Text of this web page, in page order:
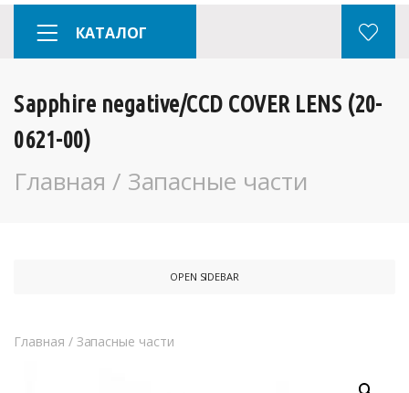
КАТАЛОГ
Sapphire negative/CCD COVER LENS (20-
0621-00)
Главная / Запасные части
OPEN SIDEBAR
Главная / Запасные части